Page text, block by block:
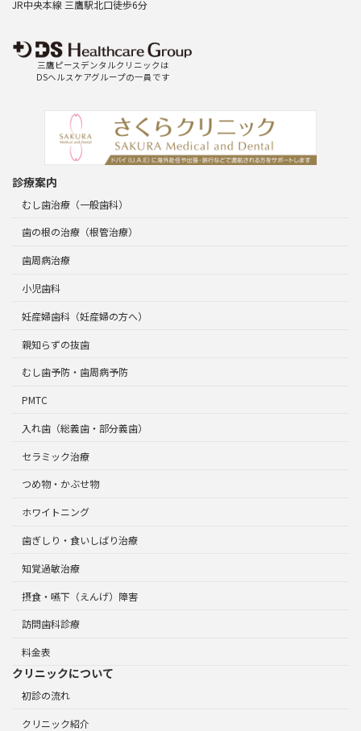
JR中央本線 三鷹駅北口徒歩6分
三鷹ピースデンタルクリニックは
DSヘルスケアグループの一員です
診療案内
むし歯治療（一般歯科）
歯の根の治療（根管治療）
歯周病治療
小児歯科
妊産婦歯科（妊産婦の方へ）
親知らずの抜歯
むし歯予防・歯周病予防
PMTC
入れ歯（総義歯・部分義歯）
セラミック治療
つめ物・かぶせ物
ホワイトニング
歯ぎしり・食いしばり治療
知覚過敏治療
摂食・嚥下（えんげ）障害
訪問歯科診療
料金表
クリニックについて
初診の流れ
クリニック紹介